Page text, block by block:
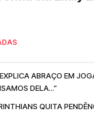
ABRAÇO EM
DELA...”
QUITA